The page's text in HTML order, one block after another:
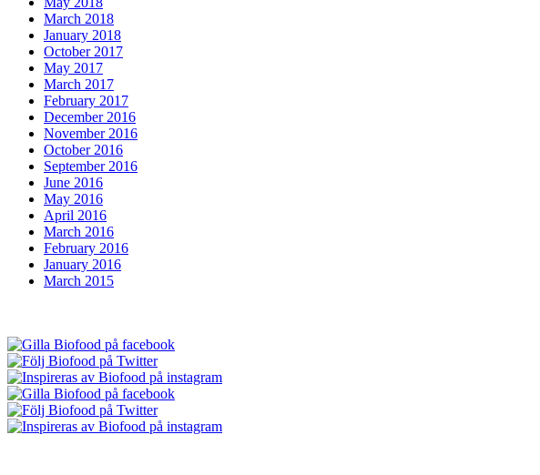
March 2018
January 2018
October 2017
May 2017
March 2017
February 2017
December 2016
November 2016
October 2016
September 2016
June 2016
May 2016
April 2016
March 2016
February 2016
January 2016
March 2015